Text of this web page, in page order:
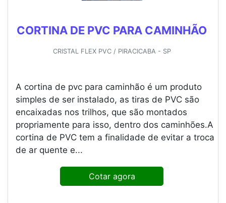
CORTINA DE PVC PARA CAMINHÃO
CRISTAL FLEX PVC / PIRACICABA - SP
A cortina de pvc para caminhão é um produto
simples de ser instalado, as tiras de PVC são
encaixadas nos trilhos, que são montados
propriamente para isso, dentro dos caminhões.A
cortina de PVC tem a finalidade de evitar a troca
de ar quente e...
Cotar agora